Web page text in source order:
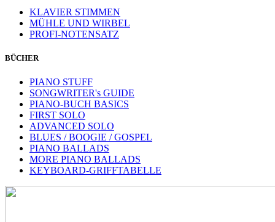
KLAVIER STIMMEN
MÜHLE UND WIRBEL
PROFI-NOTENSATZ
BÜCHER
PIANO STUFF
SONGWRITER's GUIDE
PIANO-BUCH BASICS
FIRST SOLO
ADVANCED SOLO
BLUES / BOOGIE / GOSPEL
PIANO BALLADS
MORE PIANO BALLADS
KEYBOARD-GRIFFTABELLE